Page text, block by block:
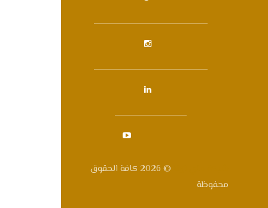
© 2026 كافة الحقوق
محفوظة